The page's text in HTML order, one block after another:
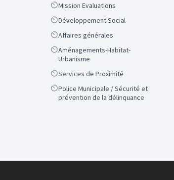
ScopeMission Evaluations
ScopeDéveloppement Social
ScopeAffaires générales
Scope
Aménagements-Habitat-
Urbanisme
ScopeServices de Proximité
Scope
Police Municipale / Sécurité et
prévention de la délinquance